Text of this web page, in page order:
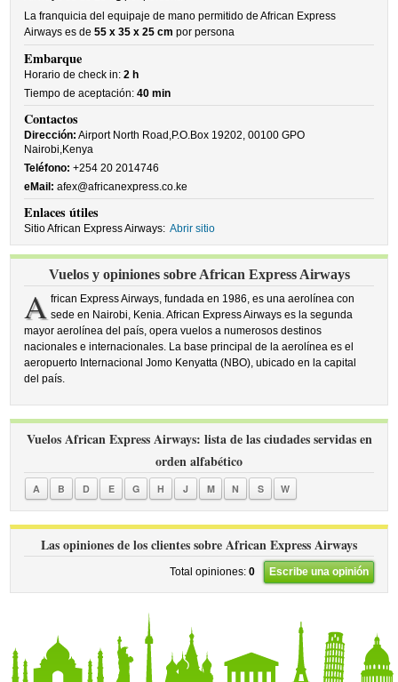
La franquicia del equipaje de mano permitido de African Express
Airways es de55 x 35 x 25 cm por persona
Embarque
Horario de check in:2 h
Tiempo de aceptación:40 min
Contactos
Dirección: Airport North Road,P.O.Box 19202, 00100 GPO
Nairobi,Kenya
Teléfono: +254 20 2014746
eMail: afex@africanexpress.co.ke
Enlaces útiles
Sitio African Express Airways: Abrir sitio
Vuelos y opiniones sobre African Express Airways
A frican Express Airways, fundada en 1986, es una aerolínea con
sede en Nairobi, Kenia. African Express Airways es la segunda
mayor aerolínea del país, opera vuelos a numerosos destinos
nacionales e internacionales. La base principal de la aerolínea es el
aeropuerto Internacional Jomo Kenyatta (NBO), ubicado en la capital
del país.
Vuelos African Express Airways: lista de las ciudades servidas en
orden alfabético
A B D E G H J M N S W
Las opiniones de los clientes sobre African Express Airways
Total opiniones: 0 Escribe una opinión